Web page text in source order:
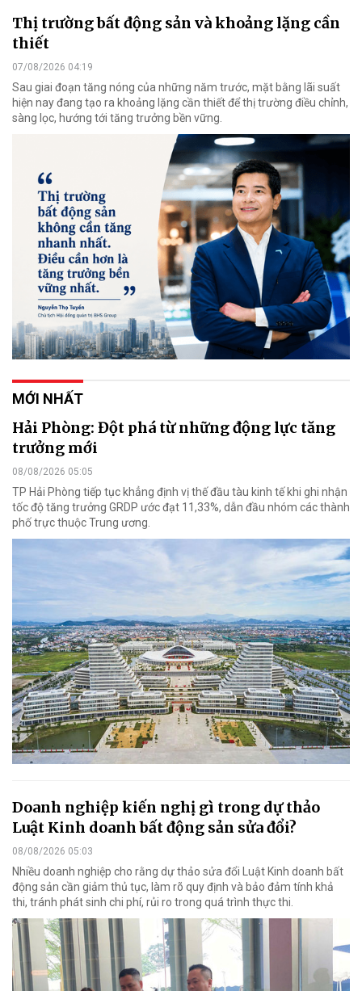
Thị trường bất động sản và khoảng lặng cần
thiết
07/08/2026 04:19
Sau giai đoạn tăng nóng của những năm trước, mặt bằng lãi suất
hiện nay đang tạo ra khoảng lặng cần thiết để thị trường điều chỉnh,
sàng lọc, hướng tới tăng trưởng bền vững.
MỚI NHẤT
Hải Phòng: Đột phá từ những động lực tăng
trưởng mới
08/08/2026 05:05
TP Hải Phòng tiếp tục khẳng định vị thế đầu tàu kinh tế khi ghi nhận
tốc độ tăng trưởng GRDP ước đạt 11,33%, dẫn đầu nhóm các thành
phố trực thuộc Trung ương.
Doanh nghiệp kiến nghị gì trong dự thảo
Luật Kinh doanh bất động sản sửa đổi?
08/08/2026 05:03
Nhiều doanh nghiệp cho rằng dự thảo sửa đổi Luật Kinh doanh bất
động sản cần giảm thủ tục, làm rõ quy định và bảo đảm tính khả
thi, tránh phát sinh chi phí, rủi ro trong quá trình thực thi.